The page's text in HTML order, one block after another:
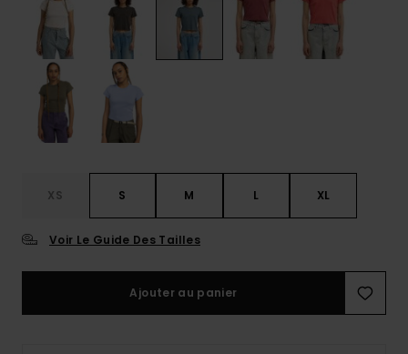
XS S M L XL
Voir Le Guide Des Tailles
Ajouter au panier